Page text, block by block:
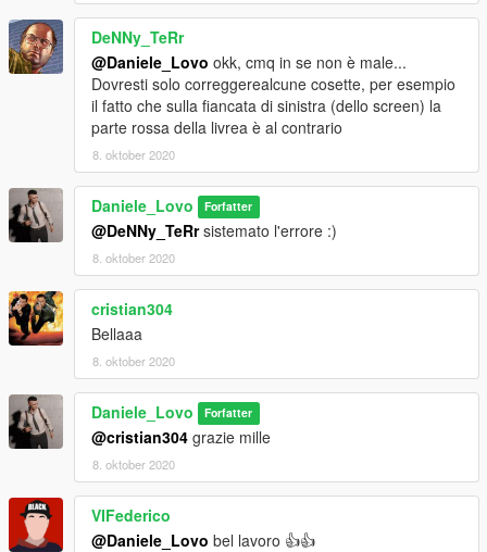
DeNNy_TeRr
@Daniele_Lovo okk, cmq in se non è male...
Dovresti solo correggerealcune cosette, per esempio
il fatto che sulla fiancata di sinistra (dello screen) la
parte rossa della livrea è al contrario
8. oktober 2020
Daniele_Lovo Forfatter
@DeNNy_TeRrsistemato l'errore :)
8. oktober 2020
cristian304
Bellaaa
8. oktober 2020
Daniele_Lovo Forfatter
@cristian304 grazie mille
8. oktober 2020
VIFederico
@Daniele_Lovo bel lavoro 👍👍